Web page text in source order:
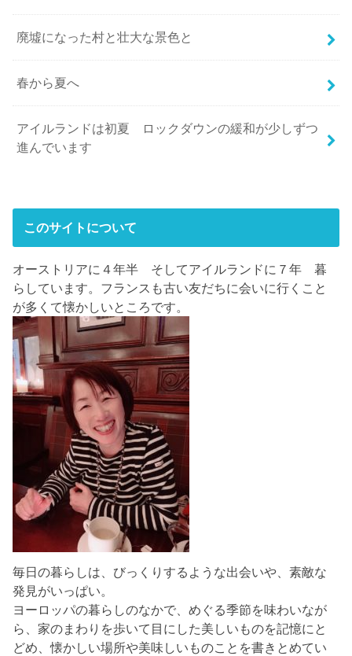
廃墟になった村と壮大な景色と
春から夏へ
アイルランドは初夏 ロックダウンの緩和が少しずつ
進んでいます
このサイトについて
オーストリアに４年半 そしてアイルランドに７年 暮
らしています。フランスも古い友だちに会いに行くこと
が多くて懐かしいところです。
毎日の暮らしは、びっくりするような出会いや、素敵な
発見がいっぱい。
ヨーロッパの暮らしのなかで、めぐる季節を味わいなが
ら、家のまわりを歩いて目にした美しいものを記憶にと
どめ、懐かしい場所や美味しいものことを書きとめてい